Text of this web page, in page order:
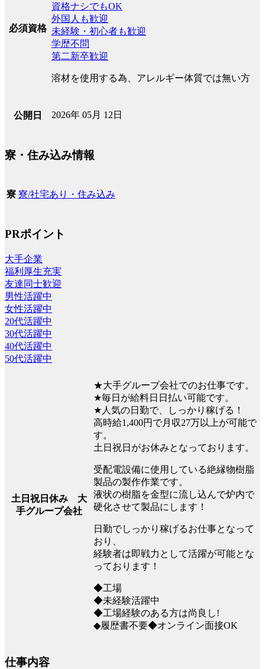
必須資格
資格ナシでもOK
外国人も歓迎
未経験・初心者も歓迎
学歴不問
第二新卒歓迎
溶材を使用する為、アレルギー体質では無い方
公開日 2026年 05月 12日
寮・住み込み情報
寮 寮/社宅あり・住み込み
PRポイント
大手企業
福利厚生充実
友達同士歓迎
男性活躍中
女性活躍中
20代活躍中
30代活躍中
40代活躍中
50代活躍中
土日祝日休み 大
手グループ会社
★大手グループ会社でのお仕事です。
★毎日が給料日日払い可能です。
★人気の日勤で、しっかり稼げる！
高時給1,400円で月収27万以上が可能で
す。
土日祝日がお休みとなっております。
受配電設備に使用している絶縁物樹脂
製品の製作作業です。
液状の樹脂を金型に流し込んで炉内で
硬化させて製品にします！
日勤でしっかり稼げるお仕事となって
おり、
経験者は即戦力として活躍が可能とな
っております！
◆工場
◆未経験活躍中
◆工場経験のある方は尚良し!
◆履歴書不要◆オンライン面接OK
仕事内容